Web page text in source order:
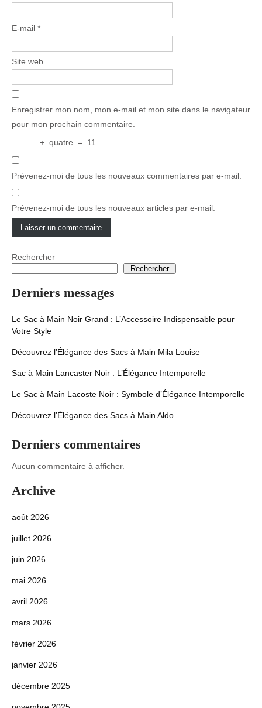
E-mail *
Site web
Enregistrer mon nom, mon e-mail et mon site dans le navigateur
pour mon prochain commentaire.
+ quatre = 11
Prévenez-moi de tous les nouveaux commentaires par e-mail.
Prévenez-moi de tous les nouveaux articles par e-mail.
Rechercher
Rechercher
Derniers messages
Le Sac à Main Noir Grand : L’Accessoire Indispensable pour
Votre Style
Découvrez l’Élégance des Sacs à Main Mila Louise
Sac à Main Lancaster Noir : L’Élégance Intemporelle
Le Sac à Main Lacoste Noir : Symbole d’Élégance Intemporelle
Découvrez l’Élégance des Sacs à Main Aldo
Derniers commentaires
Aucun commentaire à afficher.
Archive
août 2026
juillet 2026
juin 2026
mai 2026
avril 2026
mars 2026
février 2026
janvier 2026
décembre 2025